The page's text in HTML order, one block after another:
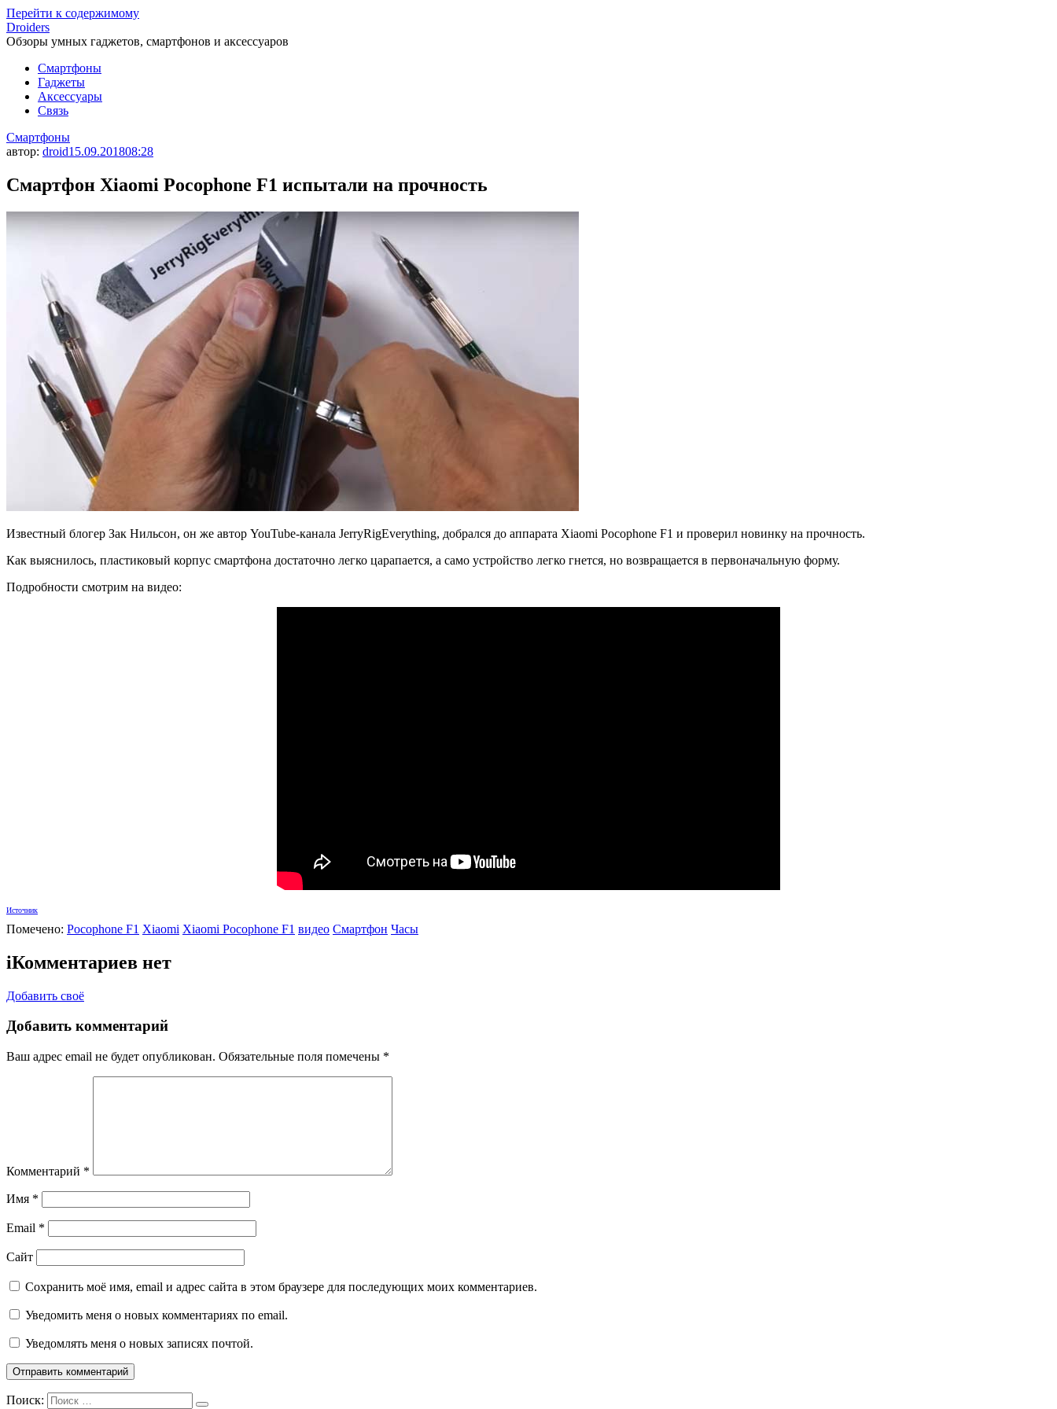
Перейти к содержимому
Droiders
Обзоры умных гаджетов, смартфонов и аксессуаров
Смартфоны
Гаджеты
Аксессуары
Связь
Смартфоны
автор: droid15.09.201808:28
Смартфон Xiaomi Pocophone F1 испытали на прочность
Известный блогер Зак Нильсон, он же автор YouTube-канала JerryRigEverything, добрался до аппарата Xiaomi Pocophone F1 и проверил новинку на прочность.
Как выяснилось, пластиковый корпус смартфона достаточно легко царапается, а само устройство легко гнется, но возвращается в первоначальную форму.
Подробности смотрим на видео:
Источник
Помечено: Pocophone F1 Xiaomi Xiaomi Pocophone F1 видео Смартфон Часы
iКомментариев нет
Добавить своё
Добавить комментарий
Ваш адрес email не будет опубликован. Обязательные поля помечены *
Комментарий *
Имя *
Email *
Сайт
Сохранить моё имя, email и адрес сайта в этом браузере для последующих моих комментариев.
Уведомить меня о новых комментариях по email.
Уведомлять меня о новых записях почтой.
Поиск: